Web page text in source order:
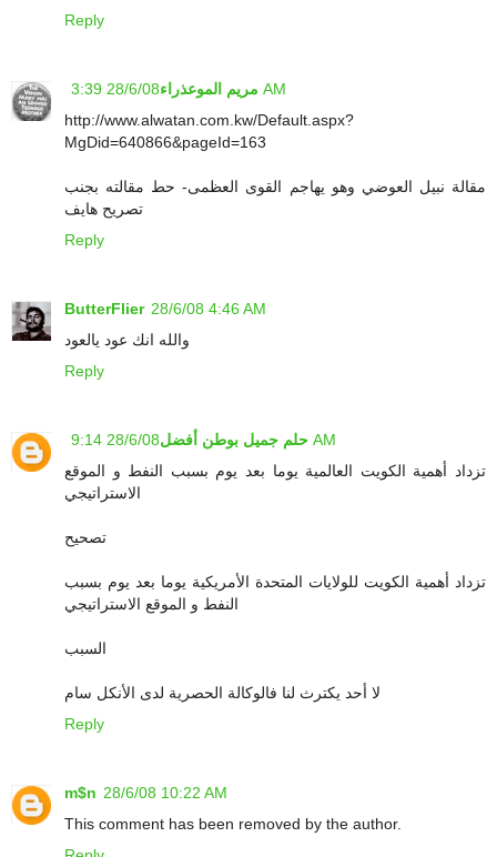
Reply
مريم الموعذراء 28/6/08 3:39 AM
http://www.alwatan.com.kw/Default.aspx?
MgDid=640866&pageId=163
مقالة نبيل العوضي وهو يهاجم القوى العظمى- حط مقالته بجنب
تصريح هايف
Reply
ButterFlier 28/6/08 4:46 AM
والله انك عود يالعود
Reply
حلم جميل بوطن أفضل 28/6/08 9:14 AM
تزداد أهمية الكويت العالمية يوما بعد يوم بسبب النفط و الموقع
الاستراتيجي
تصحيح
تزداد أهمية الكويت للولايات المتحدة الأمريكية يوما بعد يوم بسبب
النفط و الموقع الاستراتيجي
السبب
لا أحد يكترث لنا فالوكالة الحصرية لدى الأنكل سام
Reply
m$n 28/6/08 10:22 AM
This comment has been removed by the author.